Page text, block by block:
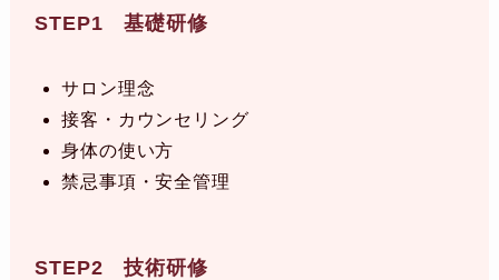
STEP1 基礎研修
サロン理念
接客・カウンセリング
身体の使い方
禁忌事項・安全管理
STEP2 技術研修